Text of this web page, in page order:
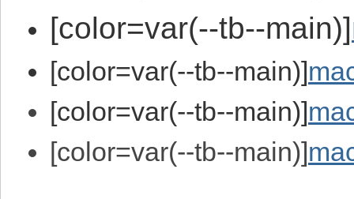
[color=var(--tb--main)]
[color=var(--tb--main)]
[color=var(--tb--main)]
[color=var(--tb--main)]